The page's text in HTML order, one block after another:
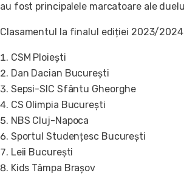
au fost principalele marcatoare ale
Clasamentul la finalul ediției 2023/
CSM Ploiești
Dan Dacian București
Sepsi-SIC Sfântu Gheorghe
CS Olimpia București
NBS Cluj-Napoca
Sportul Studențesc București
Leii București
Kids Tâmpa Brașov